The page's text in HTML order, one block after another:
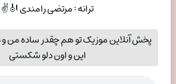
ترانه : مرتضی رامندی 🎻✌
پخش آنلاین موزیک تو هم چقدر ساده من و
این و اون دلو شکستی